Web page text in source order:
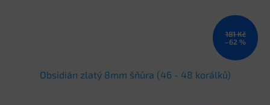
181 Kč
–62 %
Obsidián zlatý 8mm šňůra (46 - 48 korálků)